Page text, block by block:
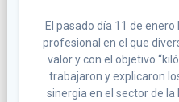
El pasado día 11 de
profesional en el que
valor y con el objetivo
trabajaron y explicaron
sinergia en el sector de